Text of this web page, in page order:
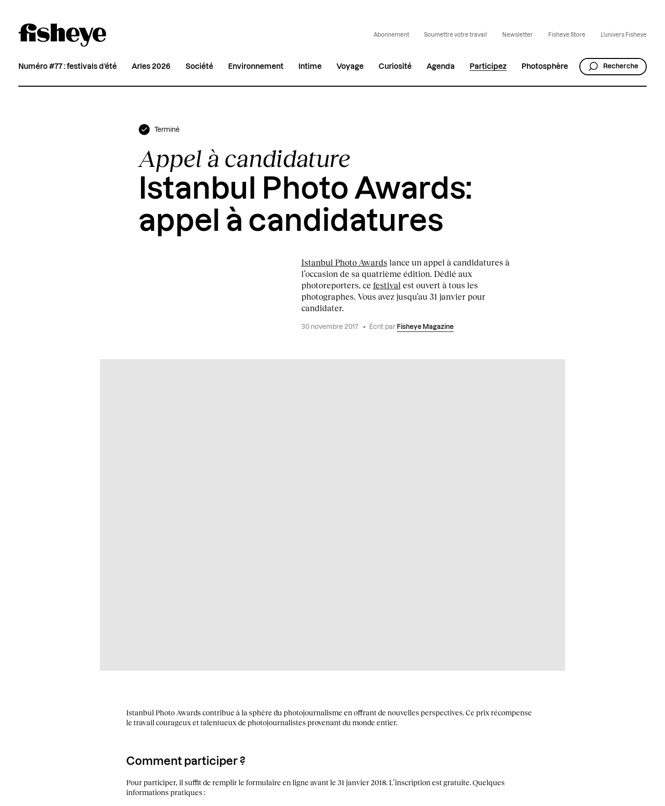
Abonnement Soumettre votre travail Newsletter Fisheye Store L'univers Fisheye
Numéro #77 : festivals d’été Arles 2026 Société Environnement Intime Voyage Curiosité Agenda Participez Photosphère Recherche
Terminé
Appel à candidature
Istanbul Photo Awards:
appel à candidatures
Istanbul Photo Awards lance un appel à candidatures à
l’occasion de sa quatrième édition. Dédié aux
photoreporters, ce festival est ouvert à tous les
photographes. Vous avez jusqu’au 31 janvier pour
candidater.
30 novembre 2017 • Écrit par Fisheye Magazine
Istanbul Photo Awardscontribue à la sphère du photojournalisme en offrant de nouvelles perspectives.Ce prix récompense
le travail courageux et talentueux de photojournalistes provenant du monde entier.
Comment participer ?
Pour participer, il suffit de remplir le formulaire en ligne avant le 31 janvier 2018. L’inscription est gratuite. Quelques
informations pratiques :